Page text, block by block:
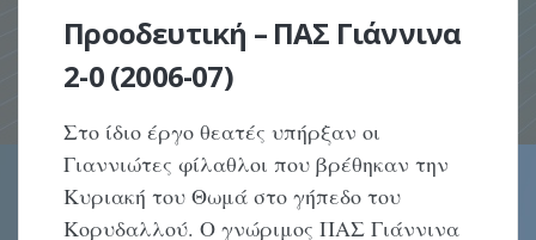
Προοδευτική – ΠΑΣ Γιάννινα
2-0 (2006-07)
Στο ίδιο έργο θεατές υπήρξαν οι
Γιαννιώτες φίλαθλοι που βρέθηκαν την
Κυριακή του Θωμά στο γήπεδο του
Κορυδαλλού. Ο γνώριμος ΠΑΣ Γιάννινα